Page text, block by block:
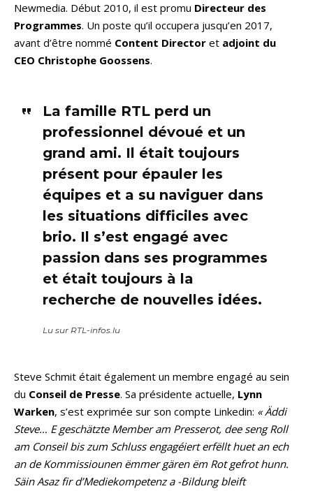
Newmedia. Début 2010, il est promu Directeur des
Programmes. Un poste qu’il occupera jusqu’en 2017,
avant d’être nommé Content Director et adjoint du
CEO Christophe Goossens.
La famille RTL perd un
professionnel dévoué et un
grand ami. Il était toujours
présent pour épauler les
équipes et a su naviguer dans
les situations difficiles avec
brio. Il s’est engagé avec
passion dans ses programmes
et était toujours à la
recherche de nouvelles idées.
Lu sur RTL-infos.lu
Steve Schmit était également un membre engagé au sein
du Conseil de Presse. Sa présidente actuelle, Lynn
Warken, s’est exprimée sur son compte Linkedin: « Äddi
Steve… E geschätzte Member am Presserot, dee seng Roll
am Conseil bis zum Schluss engagéiert erfëllt huet an ech
an de Kommissiounen ëmmer gären ëm Rot gefrot hunn.
Säin Asaz fir d’Mediekompetenz a -Bildung bleift